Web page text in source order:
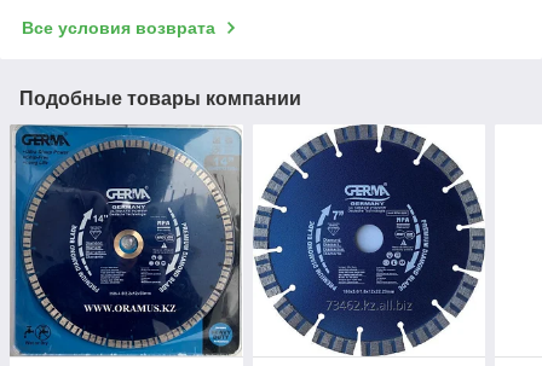
Все условия возврата
Подобные товары компании